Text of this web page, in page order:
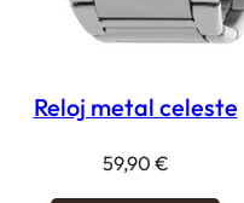
Reloj metal celeste
59,90 €